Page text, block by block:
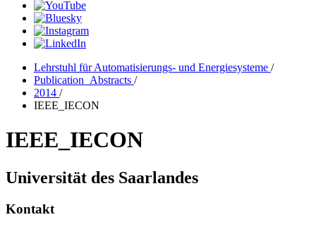
Lehrstuhl für Automatisierungs- und Energiesysteme /
Publication_Abstracts /
2014 /
IEEE_IECON
IEEE_IECON
Universität des Saarlandes
Kontakt